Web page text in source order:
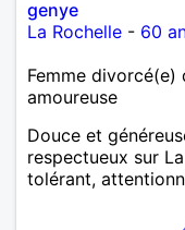
genye
La Rochelle - 60
Femme
amoureuse
Douce et
respectueux sur
tolérant,